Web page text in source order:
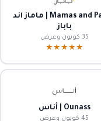
Mamas and Papas | ماماز اند
باباز
35 كوبون وعرض
★★★★★
Ounass | أناس
45 كوبون وعرض